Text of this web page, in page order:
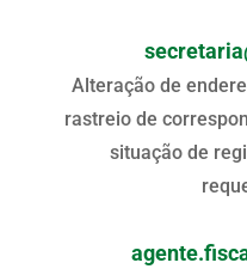
Alteração de
rastreio de
situação de